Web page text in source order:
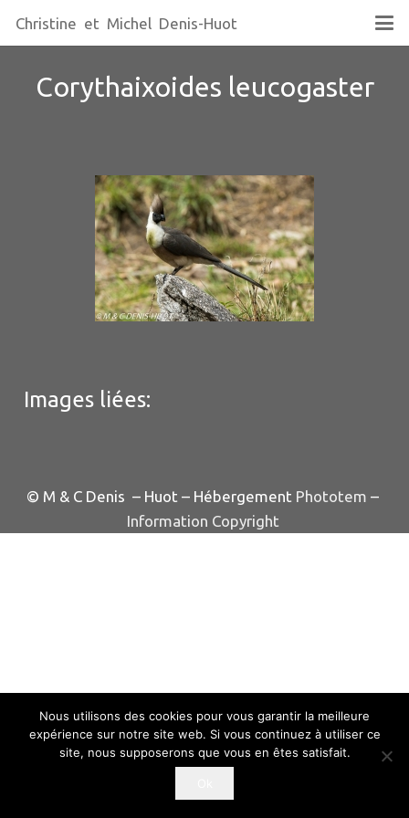
Christine et Michel Denis-Huot
Corythaixoides leucogaster
Images liées:
© M & C Denis – Huot – Hébergement Phototem –
Information Copyright
Nous utilisons des cookies pour vous garantir la meilleure
expérience sur notre site web. Si vous continuez à utiliser ce
site, nous supposerons que vous en êtes satisfait.